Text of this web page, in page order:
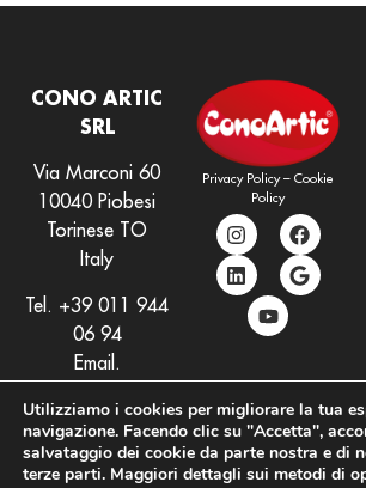
CONO ARTIC
SRL
Via Marconi 60
10040 Piobesi
Torinese TO
Italy
Tel. +39 011 944
06 94
Email.
Privacy Policy– Cookie
Policy
Utilizziamo i cookies per migliorare la tua
navigazione. Facendo clic su "Accetta",
salvataggio dei cookie da parte nostra e di
terze parti. Maggiori dettagli sui metodi di